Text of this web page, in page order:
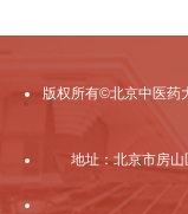
版权所有©北京中医
地址：北京市房